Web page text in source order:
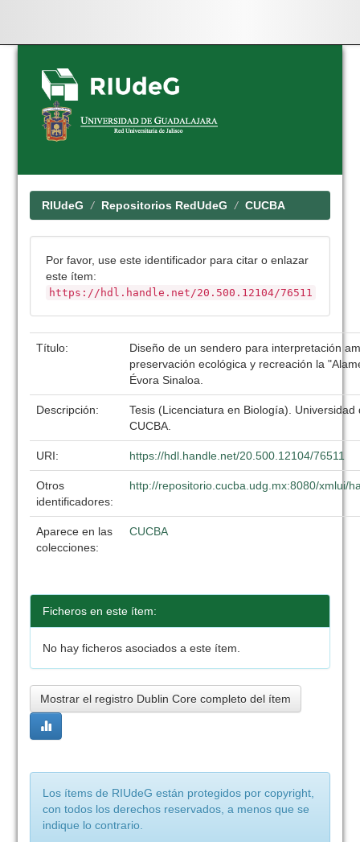
Skip
navigation
RIUdeG Repositorios RedUdeG CUCBA
Por favor, use este identificador para citar o enlazar
este ítem:
https://hdl.handle.net/20.500.12104/76511
Título:
Diseño de un sendero para interpretación
preservación ecológica y recreación la
Évora Sinaloa.
Descripción:
Tesis (Licenciatura en Biología). Universidad
CUCBA.
URI: https://hdl.handle.net/20.500.12104/76511
Otros
identificadores:
http://repositorio.cucba.udg.mx:8080/xmlui/
Aparece en las
colecciones:
CUCBA
Ficheros en este ítem:
No hay ficheros asociados a este ítem.
Mostrar el registro Dublin Core completo del ítem
Los ítems de RIUdeG están protegidos por copyright,
con todos los derechos reservados, a menos que se
indique lo contrario.